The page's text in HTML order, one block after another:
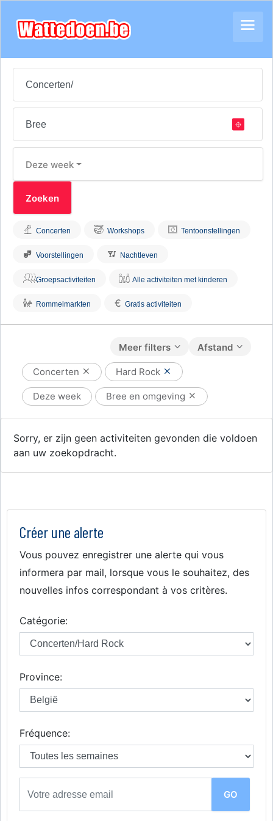
Deze week
Concerten Workshops Tentoonstellingen
Voorstellingen Nachtleven
Groepsactiviteiten Alle activiteiten met kinderen
Rommelmarkten € Gratis activiteiten
Afstand
Meer filters
Concerten Hard Rock
Deze week Bree en omgeving
Sorry, er zijn geen activiteiten gevonden die voldoen
aan uw zoekopdracht.
Créer une alerte
Vous pouvez enregistrer une alerte qui vous
informera par mail, lorsque vous le souhaitez, des
nouvelles infos correspondant à vos critères.
Catégorie:
Province:
Fréquence: